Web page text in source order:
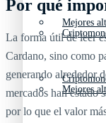
Mejores
Mejores
Por qué
La forma útil de leer
Cardano, sino como
generando alrededor
mercados han estado
por lo que el valor